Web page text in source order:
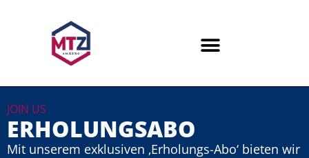
JOIN US
ERHOLUNGSABO​
Mit unserem exklusiven ‚Erholungs-Abo‘ bieten wir